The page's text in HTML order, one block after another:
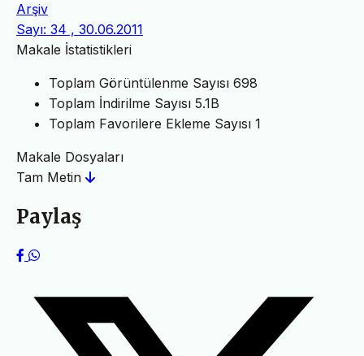
Arşiv
Sayı: 34 , 30.06.2011
Makale İstatistikleri
Toplam Görüntülenme Sayısı 698
Toplam İndirilme Sayısı 5.1B
Toplam Favorilere Ekleme Sayısı 1
Makale Dosyaları
Tam Metin
Paylaş